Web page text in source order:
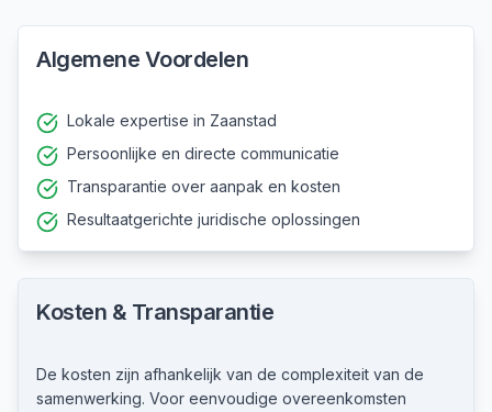
Algemene Voordelen
Lokale expertise in Zaanstad
Persoonlijke en directe communicatie
Transparantie over aanpak en kosten
Resultaatgerichte juridische oplossingen
Kosten & Transparantie
De kosten zijn afhankelijk van de complexiteit van de
samenwerking. Voor eenvoudige overeenkomsten